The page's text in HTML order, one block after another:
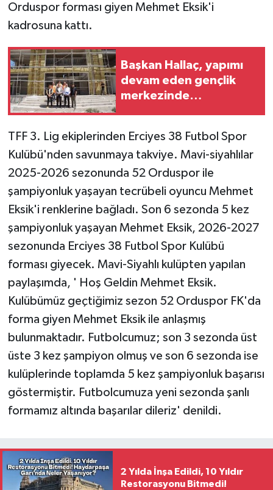
Orduspor forması giyen Mehmet Eksik'i
kadrosuna kattı.
Başkan Hallaç, yapımı
devam eden gençlik
merkezinde
TFF 3. Lig ekiplerinden Erciyes 38 Futbol Spor
Kulübü'nden savunmaya takviye. Mavi-siyahlılar
2025-2026 sezonunda 52 Orduspor ile
şampiyonluk yaşayan tecrübeli oyuncu Mehmet
Eksik'i renklerine bağladı. Son 6 sezonda 5 kez
şampiyonluk yaşayan Mehmet Eksik, 2026-2027
sezonunda Erciyes 38 Futbol Spor Kulübü
forması giyecek. Mavi-Siyahlı kulüpten yapılan
paylaşımda, ' Hoş Geldin Mehmet Eksik.
Kulübümüz geçtiğimiz sezon 52 Orduspor FK'da
forma giyen Mehmet Eksik ile anlaşmış
bulunmaktadır. Futbolcumuz; son 3 sezonda üst
üste 3 kez şampiyon olmuş ve son 6 sezonda ise
kulüplerinde toplamda 5 kez şampiyonluk başarısı
göstermiştir. Futbolcumuza yeni sezonda şanlı
formamız altında başarılar dileriz' denildi.
2 Yılda İnşa Edildi, 10 Yıldır
Restorasyonu Bitmedi!